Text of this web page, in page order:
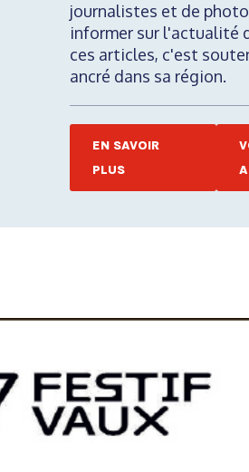
journalistes et de
informer sur l'actualité
ces articles, c'est
ancré dans sa région.
EN SAVOIR
PLUS